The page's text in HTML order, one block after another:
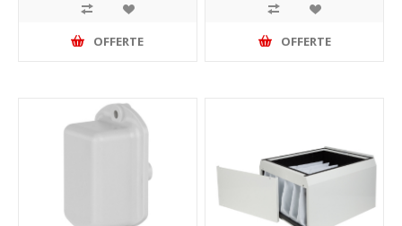
OFFERTE OFFERTE